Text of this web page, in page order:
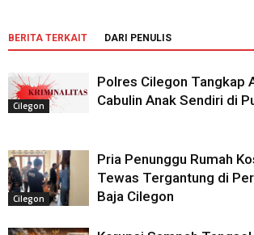
BERITA TERKAIT DARI PENULIS
Cilegon
Polres Cilegon Tangkap
Cabulin Anak Sendiri di
Cilegon
Pria Penunggu Rumah
Tewas Tergantung di
Baja Cilegon